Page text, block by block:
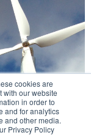
cookies are
with our website
in order to
and for analytics
and other media.
Privacy Policy